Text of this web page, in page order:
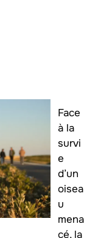
Face
à la
survi
e
d’un
oisea
u
mena
cé, la